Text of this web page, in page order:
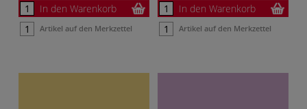
In den Warenkorb
Artikel auf den Merkzettel
In den Warenkorb
Artikel auf den Merkzettel